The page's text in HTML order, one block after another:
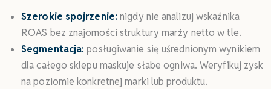
Szerokie spojrzenie: nigdy nie analizuj wskaźnika
ROAS bez znajomości struktury marży netto w tle.
Segmentacja: posługiwanie się uśrednionym wynikiem
dla całego sklepu maskuje słabe ogniwa. Weryfikuj zysk
na poziomie konkretnej marki lub produktu.